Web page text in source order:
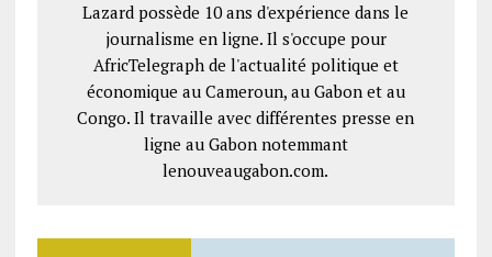
Lazard possède 10 ans d'expérience dans le
journalisme en ligne. Il s'occupe pour
AfricTelegraph de l'actualité politique et
économique au Cameroun, au Gabon et au
Congo. Il travaille avec différentes presse en
ligne au Gabon notemmant
lenouveaugabon.com.